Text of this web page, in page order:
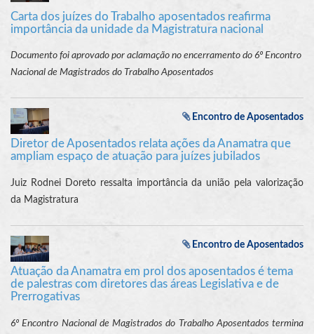
Carta dos juízes do Trabalho aposentados reafirma
importância da unidade da Magistratura nacional
Documento foi aprovado por aclamação no encerramento do 6º Encontro
Nacional de Magistrados do Trabalho Aposentados
Encontro de Aposentados
Diretor de Aposentados relata ações da Anamatra que
ampliam espaço de atuação para juízes jubilados
Juiz Rodnei Doreto ressalta importância da união pela valorização
da Magistratura
Encontro de Aposentados
Atuação da Anamatra em prol dos aposentados é tema
de palestras com diretores das áreas Legislativa e de
Prerrogativas
6º Encontro Nacional de Magistrados do Trabalho Aposentados termina